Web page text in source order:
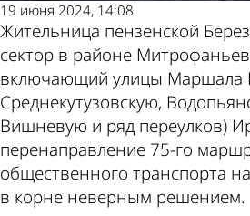
19 июня 2024, 14:08
Жительница пензенской
сектор в районе
включающий улицы Маршала
Среднекутузовскую,
Вишневую и ряд переулков)
перенаправление 75-го
общественного транспорта
в корне неверным решением.